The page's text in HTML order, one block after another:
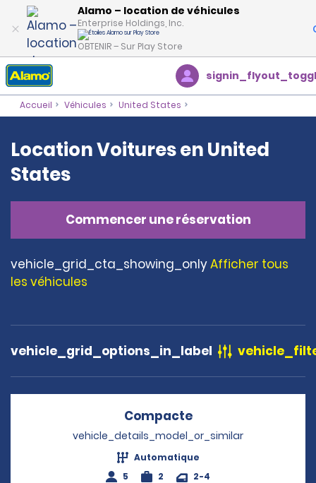
Alamo – location de véhicules
Enterprise Holdings, Inc.
OBTENIR – Sur Play Store
Accueil Véhicules United States
Location Voitures en United
States
Commencer une réservation
vehicle_grid_cta_showing_onlyAfficher tous
les véhicules
vehicle_grid_options_in_label
CompacteOpens in a new
vehicle_details_model_or_similar
Automatique
5
2 2-4